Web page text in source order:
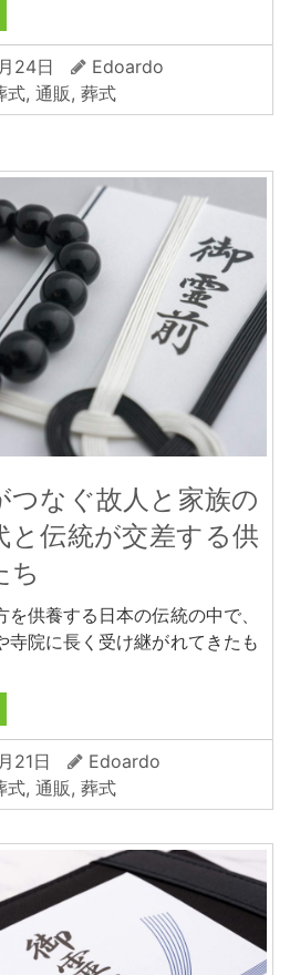
24日
Edoardo
式, 通販, 葬式
つなぐ故人と家族の
と伝統が交差する供
ち
を供養する日本の伝統の中で、
寺院に長く受け継がれてきたも
21日
Edoardo
式, 通販, 葬式